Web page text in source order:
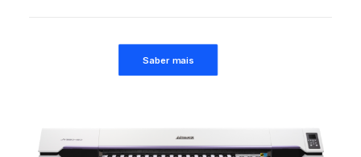
Saber mais